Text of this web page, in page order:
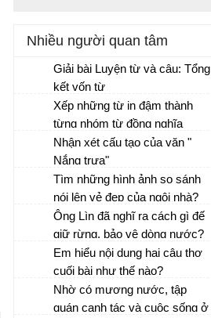
Nhiều người quan tâm
Giải bài Luyện từ và câu: Tổng
kết vốn từ
Xếp những từ in đậm thành
từng nhóm từ đồng nghĩa
Nhận xét cấu tạo của văn "
Nắng trưa"
Tìm những hình ảnh so sánh
nói lên vẻ đẹp của ngôi nhà?
Ông Lìn đã nghĩ ra cách gì đế
giữ rừng, bảo vệ dòng nước?
Em hiểu nội dung hai câu thơ
cuối bài như thế nào?
Nhờ có mương nước, tập
quán canh tác và cuộc sống ở